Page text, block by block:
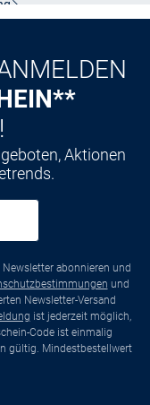
Aktionen
abonnieren und
und
Newsletter-Versand
ist jederzeit möglich,
Code ist einmalig
gültig. Mindestbestellwert